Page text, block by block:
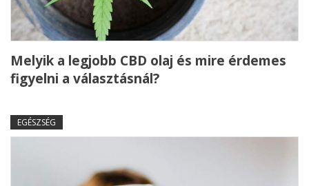
Melyik a legjobb CBD olaj és mire érdemes
figyelni a választásnál?
EGÉSZSÉG